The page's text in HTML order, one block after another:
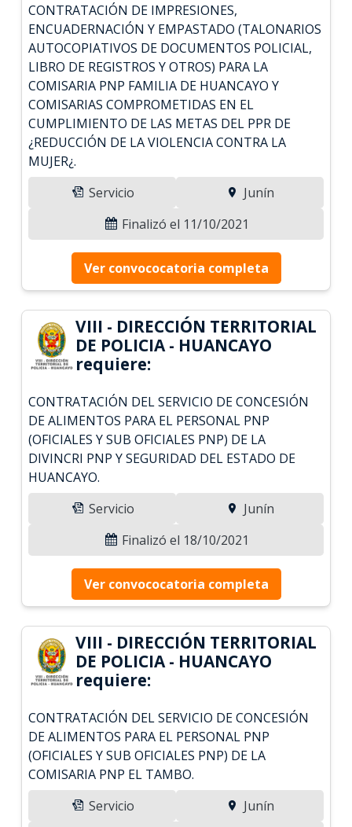
CONTRATACIÓN DE IMPRESIONES,
ENCUADERNACIÓN Y EMPASTADO (TALONARIOS
AUTOCOPIATIVOS DE DOCUMENTOS POLICIAL,
LIBRO DE REGISTROS Y OTROS) PARA LA
COMISARIA PNP FAMILIA DE HUANCAYO Y
COMISARIAS COMPROMETIDAS EN EL
CUMPLIMIENTO DE LAS METAS DEL PPR DE
¿REDUCCIÓN DE LA VIOLENCIA CONTRA LA
MUJER¿.
Servicio
Junín
Finalizó el 11/10/2021
Ver convococatoria completa
VIII - DIRECCIÓN TERRITORIAL
DE POLICIA - HUANCAYO
requiere:
CONTRATACIÓN DEL SERVICIO DE CONCESIÓN
DE ALIMENTOS PARA EL PERSONAL PNP
(OFICIALES Y SUB OFICIALES PNP) DE LA
DIVINCRI PNP Y SEGURIDAD DEL ESTADO DE
HUANCAYO.
Servicio
Junín
Finalizó el 18/10/2021
Ver convococatoria completa
VIII - DIRECCIÓN TERRITORIAL
DE POLICIA - HUANCAYO
requiere:
CONTRATACIÓN DEL SERVICIO DE CONCESIÓN
DE ALIMENTOS PARA EL PERSONAL PNP
(OFICIALES Y SUB OFICIALES PNP) DE LA
COMISARIA PNP EL TAMBO.
Servicio
Junín